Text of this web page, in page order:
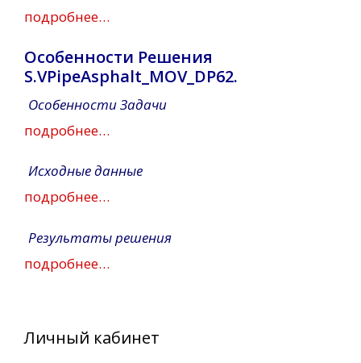
подробнее…
Особенности Решения
S.VPipeAsphalt_MOV_DP62.
Особенности Задачи
подробнее…
Исходные данные
подробнее…
Результаты решения
подробнее…
Личный кабинет